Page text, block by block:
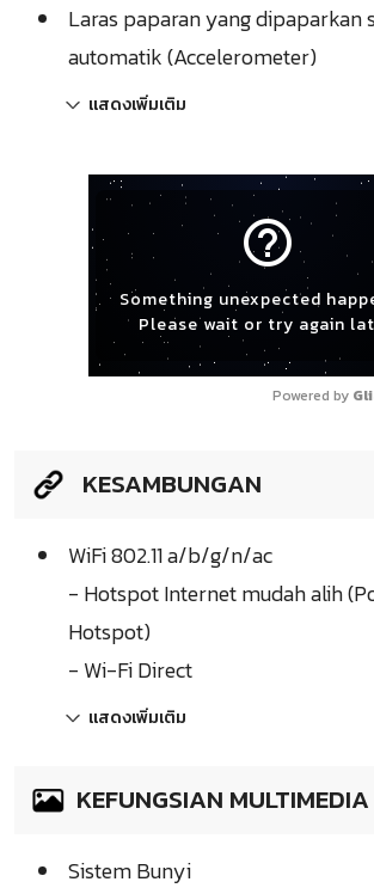
Laras paparan yang dipaparkan
automatik (Accelerometer)
แสดงเพิ่มเติม
help_outline
Something unexpected
Please wait or try again
Powered by
KESAMBUNGAN
WiFi 802.11 a/b/g/n/ac
- Hotspot Internet mudah alih
Hotspot)
- Wi-Fi Direct
แสดงเพิ่มเติม
KEFUNGSIAN MULTIMEDIA
Sistem Bunyi